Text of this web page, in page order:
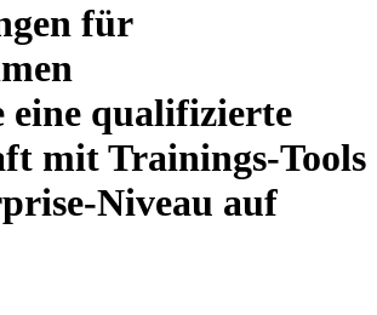
für
eine qualifizierte
mit Trainings-Tools
Niveau auf